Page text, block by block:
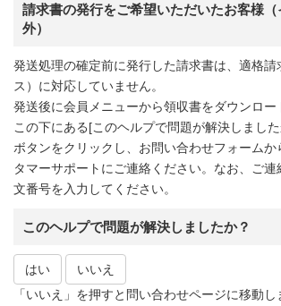
請求書の発行をご希望いただいたお客様
外）
発送処理の確定前に発行した請求書は、適格請
ス）に対応していません。
発送後に会員メニューから領収書をダウンロー
この下にある[このヘルプで問題が解決しまし
ボタンをクリックし、お問い合わせフォームか
タマーサポートにご連絡ください。なお、ご連
文番号を入力してください。
このヘルプで問題が解決しましたか？
はい
いいえ
「いいえ」を押すと問い合わせページに移動し